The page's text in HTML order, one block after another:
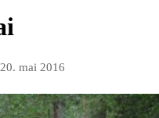
20. mai 2016